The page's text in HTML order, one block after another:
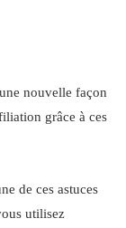
nouvelle façon
grâce à ces
de ces astuces
utilisez